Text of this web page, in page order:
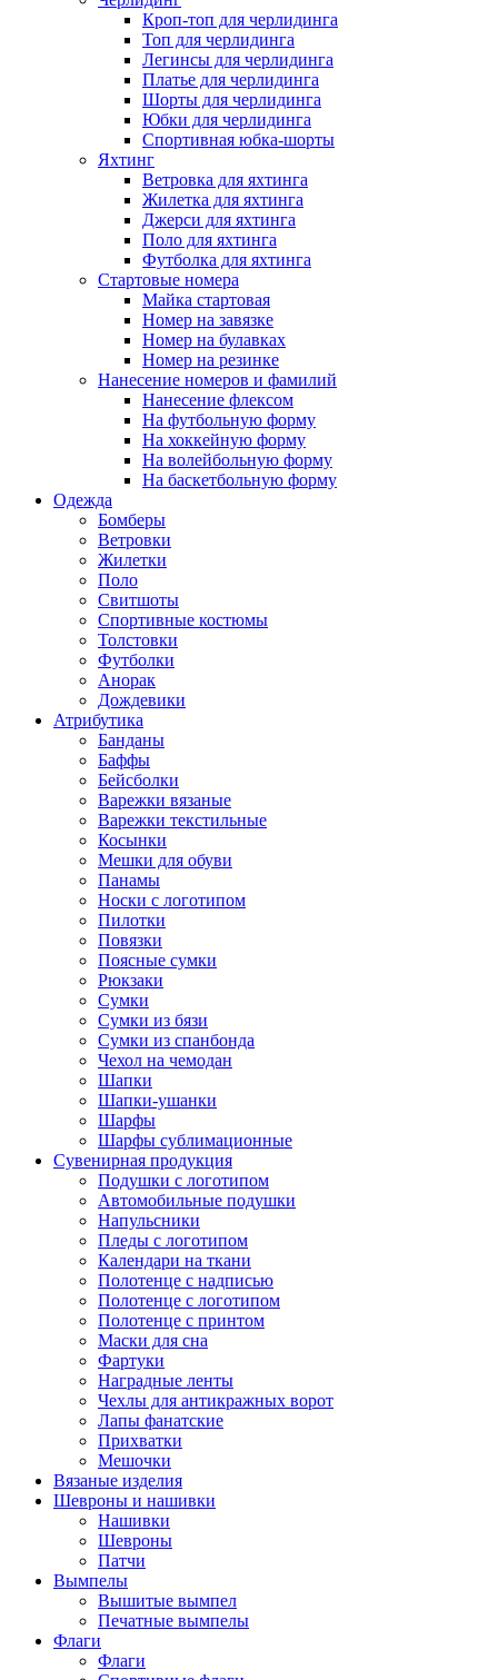
Кроп-топ для черлидинга
Топ для черлидинга
Легинсы для черлидинга
Платье для черлидинга
Шорты для черлидинга
Юбки для черлидинга
Спортивная юбка-шорты
Яхтинг
Ветровка для яхтинга
Жилетка для яхтинга
Джерси для яхтинга
Поло для яхтинга
Футболка для яхтинга
Стартовые номера
Майка стартовая
Номер на завязке
Номер на булавках
Номер на резинке
Нанесение номеров и фамилий
Нанесение флексом
На футбольную форму
На хоккейную форму
На волейбольную форму
На баскетбольную форму
Одежда
Бомберы
Ветровки
Жилетки
Поло
Свитшоты
Спортивные костюмы
Толстовки
Футболки
Анорак
Дождевики
Атрибутика
Банданы
Баффы
Бейсболки
Варежки вязаные
Варежки текстильные
Косынки
Мешки для обуви
Панамы
Носки с логотипом
Пилотки
Повязки
Поясные сумки
Рюкзаки
Сумки
Сумки из бязи
Сумки из спанбонда
Чехол на чемодан
Шапки
Шапки-ушанки
Шарфы
Шарфы сублимационные
Сувенирная продукция
Подушки с логотипом
Автомобильные подушки
Напульсники
Пледы с логотипом
Календари на ткани
Полотенце с надписью
Полотенце с логотипом
Полотенце с принтом
Маски для сна
Фартуки
Наградные ленты
Чехлы для антикражных ворот
Лапы фанатские
Прихватки
Мешочки
Вязаные изделия
Шевроны и нашивки
Нашивки
Шевроны
Патчи
Вымпелы
Вышитые вымпел
Печатные вымпелы
Флаги
Флаги